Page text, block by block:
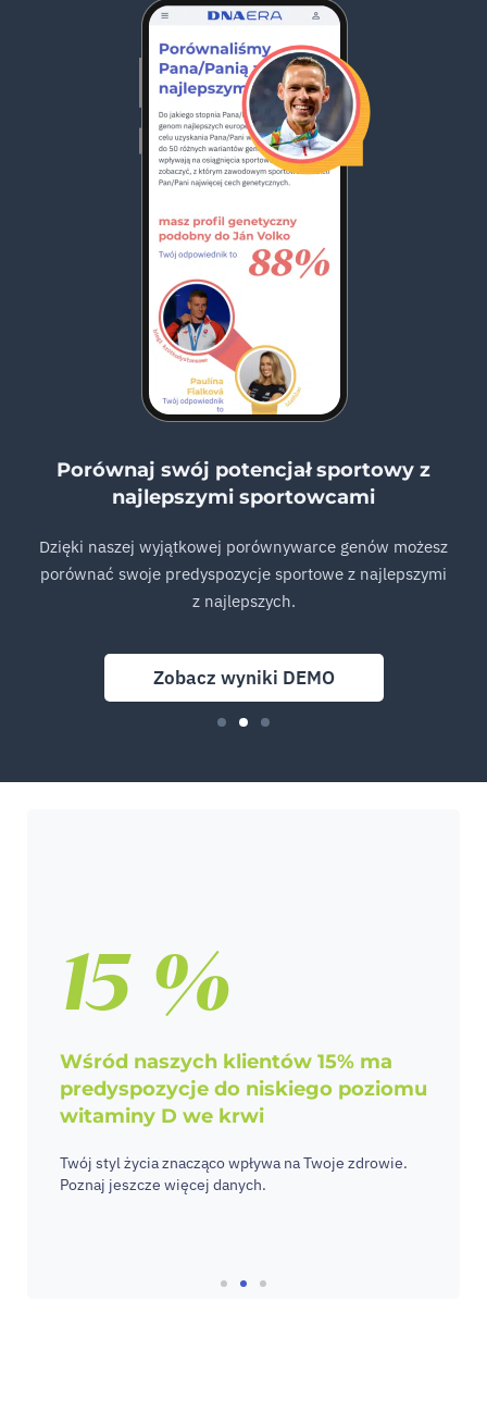
Porównaj swój potencjał sportowy z
najlepszymi sportowcami
Dzięki naszej wyjątkowej porównywarce genów możesz
porównać swoje predyspozycje sportowe z najlepszymi
z najlepszych.
Zobacz wyniki DEMO
15 %
Wśród naszych klientów 15% ma
predyspozycje do niskiego poziomu
witaminy D we krwi
Twój styl życia znacząco wpływa na Twoje zdrowie.
Poznaj jeszcze więcej danych.